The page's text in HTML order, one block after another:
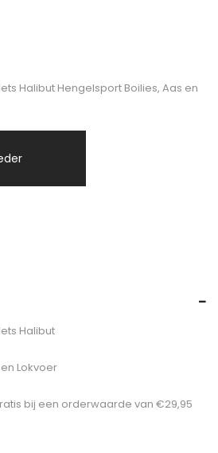
Halibut Hengelsport Boilies, Aas en
Halibut
Lokvoer
bij een orderwaarde van €29,95